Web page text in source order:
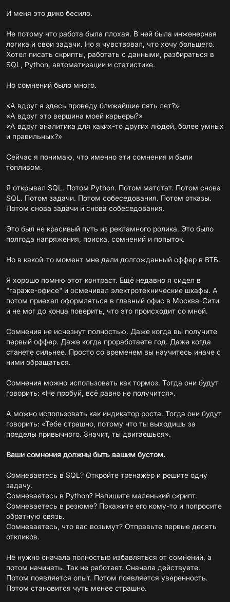
И меня это дико бесило.
Не потому что работа была плохая. В ней была инженерная
логика и свои задачи. Но я чувствовал, что хочу большего.
Хотел писать скрипты, работать с данными, разбираться в
SQL, Python, автоматизации и статистике.
Но сомнений было много.
«А вдруг я здесь проведу ближайшие пять лет?»
«А вдруг это вершина моей карьеры?»
«А вдруг аналитика для каких-то других людей, более умных
и правильных?»
Сейчас я понимаю, что именно эти сомнения и были
топливом.
Я открывал SQL. Потом Python. Потом матстат. Потом снова
SQL. Потом задачи. Потом собеседования. Потом отказы.
Потом снова задачи и снова собеседования.
Это был не красивый путь из рекламного ролика. Это было
полгода напряжения, поиска, сомнений и попыток.
Но в какой-то момент мне дали долгожданный оффер в ВТБ.
Я хорошо помню этот контраст. Ещё недавно я сидел в
"гараже-офисе" и осмечивал электротехнические шкафы. А
потом приехал оформляться в главный офис в Москва-Сити
и не мог до конца поверить, что это происходит со мной.
Сомнения не исчезнут полностью. Даже когда вы получите
первый оффер. Даже когда проработаете год. Даже когда
станете сильнее. Просто со временем вы научитесь иначе с
ними обращаться.
Сомнения можно использовать как тормоз. Тогда они будут
говорить: «Не пробуй, всё равно не получится».
А можно использовать как индикатор роста. Тогда они будут
говорить: «Тебе страшно, потому что ты выходишь за
пределы привычного. Значит, ты двигаешься».
Ваши сомнения должны быть вашим бустом.
Сомневаетесь в SQL? Откройте тренажёр и решите одну
задачу.
Сомневаетесь в Python? Напишите маленький скрипт.
Сомневаетесь в резюме? Покажите его кому-то и попросите
обратную связь.
Сомневаетесь, что вас возьмут? Отправьте первые десять
откликов.
Не нужно сначала полностью избавляться от сомнений, а
потом начинать. Так не работает. Сначала действуете.
Потом появляется опыт. Потом появляется уверенность.
Потом становится чуть менее страшно.